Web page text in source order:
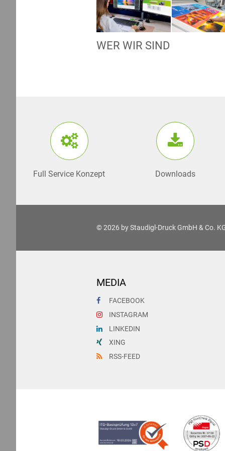
WER WIR SIND
Full Service Konzept Downloads
© 2026 byStaudigl-Druck GmbH & Co.
MEDIA
FACEBOOK
INSTAGRAM
LINKEDIN
XING
RSS-FEED